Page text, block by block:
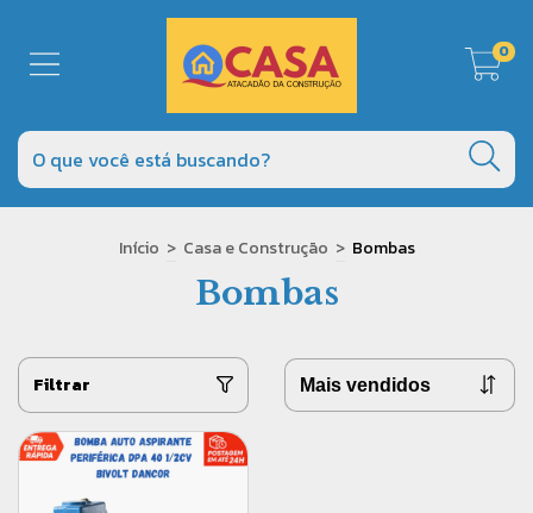
0
Início > Casa e Construção > Bombas
Bombas
Filtrar